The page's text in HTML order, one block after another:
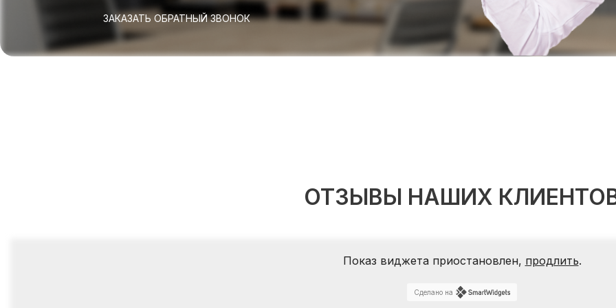
ЗАКАЗАТЬ ОБРАТНЫЙ ЗВОНОК
ОТЗЫВЫ НАШИХ
Показ виджета приостановлен, продлить.
Сделано на